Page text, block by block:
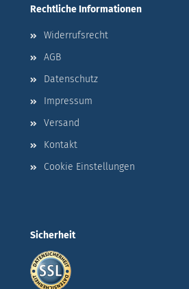
Rechtliche Informationen
Widerrufsrecht
AGB
Datenschutz
Impressum
Versand
Kontakt
Cookie Einstellungen
Sicherheit